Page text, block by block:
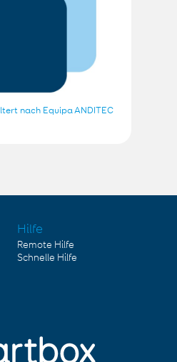
nach Equipa ANDITEC
Hilfe
Remote Hilfe
Schnelle Hilfe